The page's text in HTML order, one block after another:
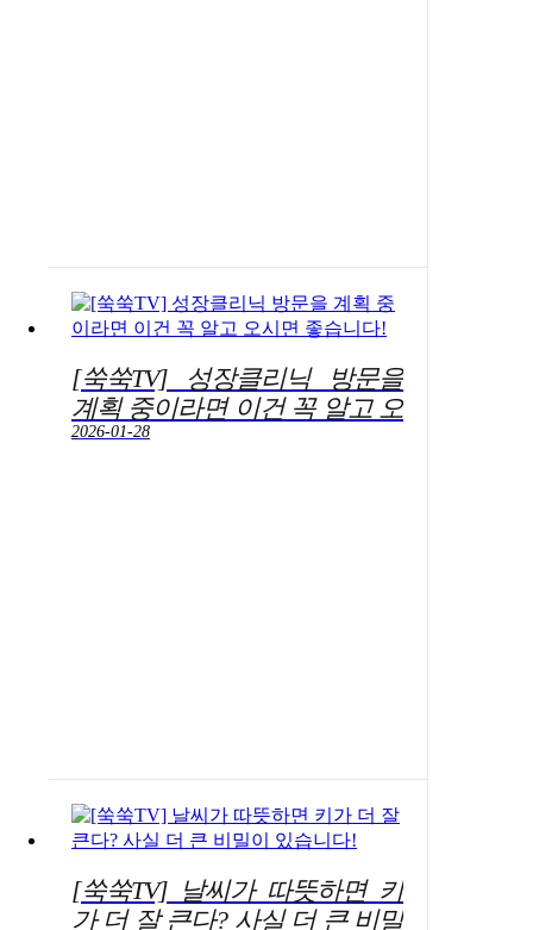
[쑥쑥TV] 성장클리닉 방문을
계획 중이라면 이건 꼭 알고 오
시면 좋습니다!
2026-01-28
[쑥쑥TV] 날씨가 따뜻하면 키
가 더 잘 큰다? 사실 더 큰 비밀